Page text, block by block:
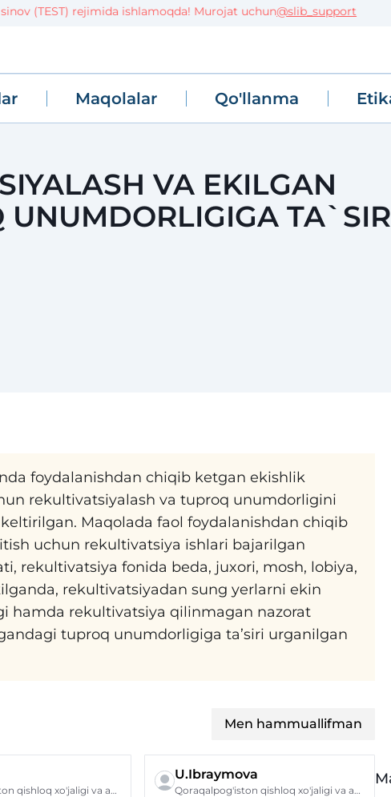
rejimida ishlamoqda! Murojat uchun @slib_support
Maqolalar Qo'llanma
VA EKILGAN
UNUMDORLIGIGA
foydalanishdan chiqib ketgan ekishlik
rekultivatsiyalash va tuproq unumdorligini
Maqolada faol foydalanishdan chiqib
uchun rekultivatsiya ishlari bajarilgan
rekultivatsiya fonida beda, juxori, mosh, lobiya,
rekultivatsiyadan sung yerlarni ekin
hamda rekultivatsiya qilinmagan nazorat
tuproq unumdorligiga ta’siri urganilgan
Men hammuallifman
Qoraqalpog'iston qishloq xo'jaligi va agrotexnologiyalar instituti
U.Ibraymova
Qoraqalpog'iston qishloq xo'jaligi va agrotexnologiyalar instituti